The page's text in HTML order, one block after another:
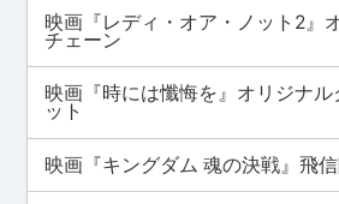
映画『レディ・オア・ノット2』
チェーン
映画『時には懺悔を』オリジナ
ット
映画『キングダム 魂の決戦』飛